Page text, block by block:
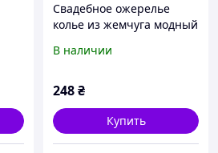
Свадебное ожерелье
колье из жемчуга модный
В наличии
248₴
Купить